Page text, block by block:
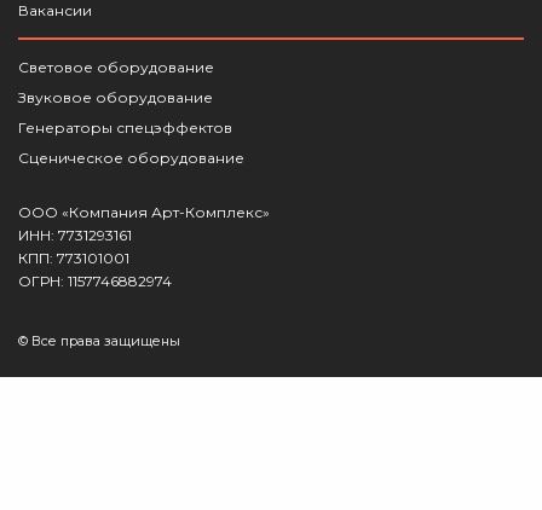
Вакансии
Световое оборудование
Звуковое оборудование
Генераторы спецэффектов
Сценическое оборудование
ООО «Компания Арт-Комплекс»
ИНН: 7731293161
КПП: 773101001
ОГРН: 1157746882974
© Все права защищены